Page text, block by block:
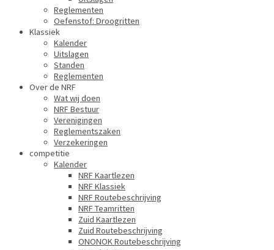
Reglementen
Oefenstof: Droogritten
Klassiek
Kalender
Uitslagen
Standen
Reglementen
Over de NRF
Wat wij doen
NRF Bestuur
Verenigingen
Reglementszaken
Verzekeringen
competitie
Kalender
NRF Kaartlezen
NRF Klassiek
NRF Routebeschrijving
NRF Teamritten
Zuid Kaartlezen
Zuid Routebeschrijving
ONONOK Routebeschrijving